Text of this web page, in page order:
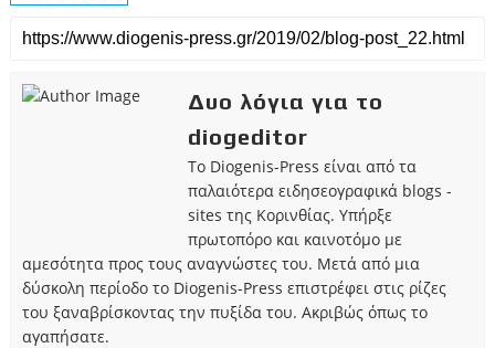
Δυο λόγια για το
diogeditor
Το Diogenis-Press είναι από τα
παλαιότερα ειδησεογραφικά blogs -
sites της Κορινθίας. Υπήρξε
πρωτοπόρο και καινοτόμο με
αμεσότητα προς τους αναγνώστες του. Μετά από μια
δύσκολη περίοδο το Diogenis-Press επιστρέφει στις ρίζες
του ξαναβρίσκοντας την πυξίδα του. Ακριβώς όπως το
αγαπήσατε.